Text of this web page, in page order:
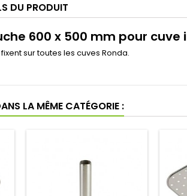
DU PRODUIT
600 x 500 mm pour cuve
sur toutes les cuves Ronda.
LA MÊME CATÉGORIE :